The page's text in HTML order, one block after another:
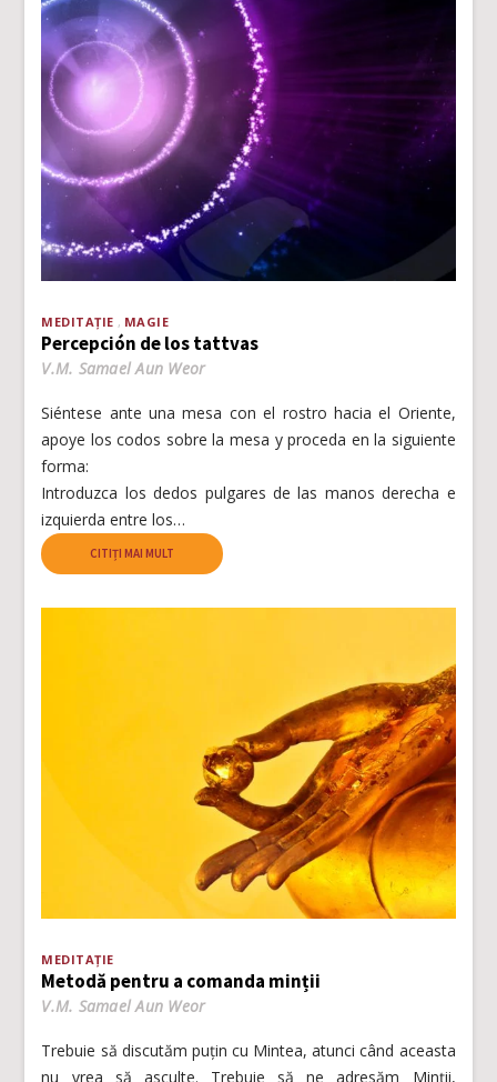
MEDITAȚIE MAGIE
Percepción de los tattvas
V.M. Samael Aun Weor
Siéntese ante una mesa con el rostro hacia el Oriente,
apoye los codos sobre la mesa y proceda en la siguiente
forma:
Introduzca los dedos pulgares de las manos derecha e
izquierda entre los…
CITIȚI MAI MULT
MEDITAȚIE
Metodă pentru a comanda minții
V.M. Samael Aun Weor
Trebuie să discutăm puțin cu Mintea, atunci când aceasta
nu vrea să asculte. Trebuie să ne adresăm Minții,